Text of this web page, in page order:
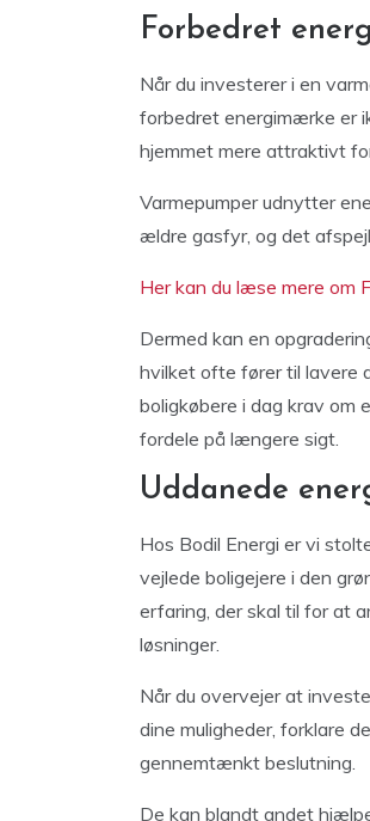
Forbedret
Når du investerer i en
forbedret energimærke er
hjemmet mere attraktivt
Varmepumper udnytter
ældre gasfyr, og det
Her kan du læse mere om
Dermed kan en
hvilket ofte fører til lavere
boligkøbere i dag krav om
fordele på længere sigt.
Uddanede
Hos Bodil Energi er vi
vejlede boligejere i den
erfaring, der skal til for at
løsninger.
Når du overvejer at
dine muligheder, forklare
gennemtænkt beslutning.
De kan blandt andet